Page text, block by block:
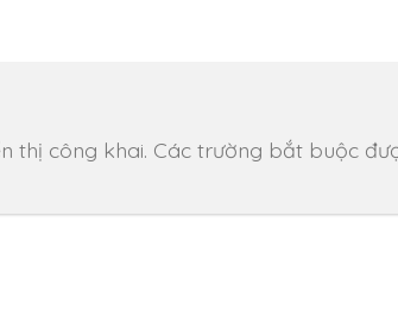
thị công khai. Các trường bắt buộc